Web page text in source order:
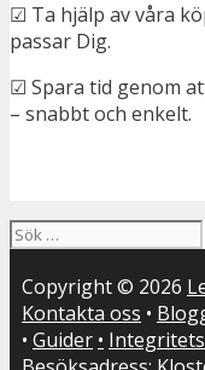
☑ Ta hjälp av våra
passar Dig.
☑ Spara tid genom
– snabbt och enkelt.
Sök
Copyright © 2026
Kontakta oss •
• Guider •